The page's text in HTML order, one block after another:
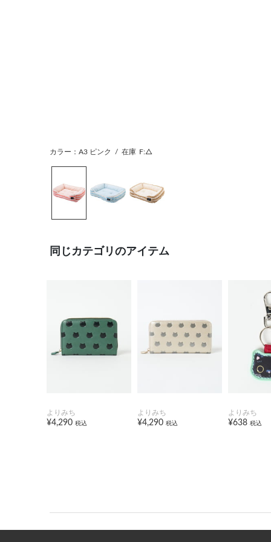
カラー：A3 ピンク / 在庫 F:△
同じカテゴリのアイテム
よりみち
¥4,290 税込
よりみち
¥4,290 税込
よりみち
¥638 税込